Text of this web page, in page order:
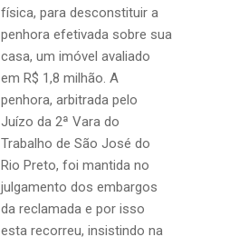
física, para desconstituir a
penhora efetivada sobre sua
casa, um imóvel avaliado
em R$ 1,8 milhão. A
penhora, arbitrada pelo
Juízo da 2ª Vara do
Trabalho de São José do
Rio Preto, foi mantida no
julgamento dos embargos
da reclamada e por isso
esta recorreu, insistindo na